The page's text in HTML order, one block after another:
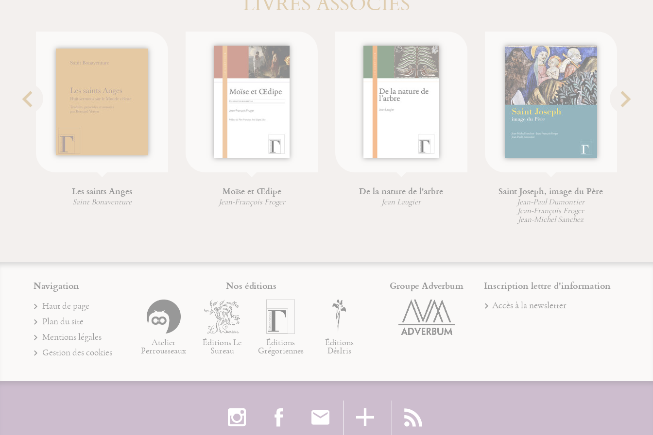
Les saints Anges
Saint Bonaventure
Moïse et Œdipe
Jean-François Froger
De la nature de l'arbre
Jean Laugier
Saint Joseph, image du Père
Jean-Paul Dumontier
Jean-François Froger
Jean-Michel Sanchez
Navigation
Haut de page
Plan du site
Mentions légales
Gestion des cookies
Nos éditions
Atelier
Perrousseaux
Éditions Le
Sureau
Éditions
Grégoriennes
Éditions
DésIris
Groupe Adverbum Inscription lettre d'information
Accès à la newsletter